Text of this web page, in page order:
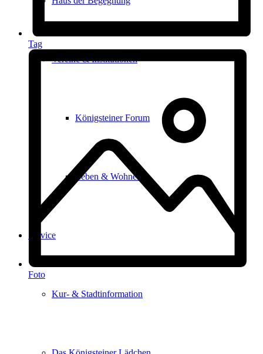
Vereine & Institutionen
Königsteiner Forum
Leben & Wohnen
Service
Kur- & Stadtinformation
Tag
Foto